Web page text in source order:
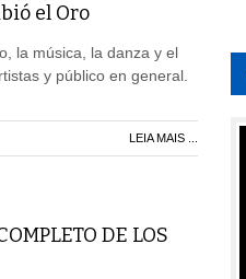
el Oro
la música, la danza y el
y público en general.
LEIA MAIS ...
DE LOS